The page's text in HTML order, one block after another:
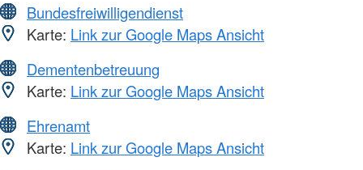
Bundesfreiwilligendienst
Karte: Link zur Google Maps Ansicht
Dementenbetreuung
Karte: Link zur Google Maps Ansicht
Ehrenamt
Karte: Link zur Google Maps Ansicht